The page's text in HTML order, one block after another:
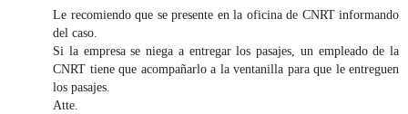
Le recomiendo que se presente en la oficina de CNRT informando
del caso.
Si la empresa se niega a entregar los pasajes, un empleado de la
CNRT tiene que acompañarlo a la ventanilla para que le entreguen
los pasajes.
Atte.